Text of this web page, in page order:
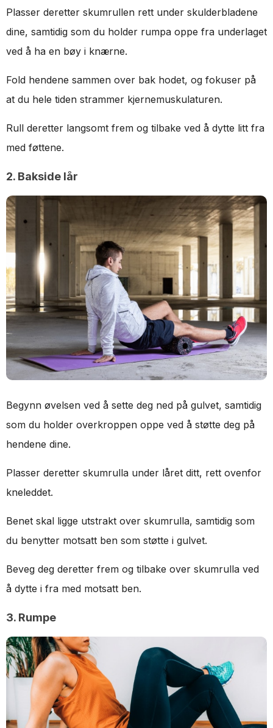
Plasser deretter skumrullen rett under skulderbladene
dine, samtidig som du holder rumpa oppe fra underlaget
ved å ha en bøy i knærne.
Fold hendene sammen over bak hodet, og fokuser på
at du hele tiden strammer kjernemuskulaturen.
Rull deretter langsomt frem og tilbake ved å dytte litt fra
med føttene.
2. Bakside lår
Begynn øvelsen ved å sette deg ned på gulvet, samtidig
som du holder overkroppen oppe ved å støtte deg på
hendene dine.
Plasser deretter skumrulla under låret ditt, rett ovenfor
kneleddet.
Benet skal ligge utstrakt over skumrulla, samtidig som
du benytter motsatt ben som støtte i gulvet.
Beveg deg deretter frem og tilbake over skumrulla ved
å dytte i fra med motsatt ben.
3. Rumpe